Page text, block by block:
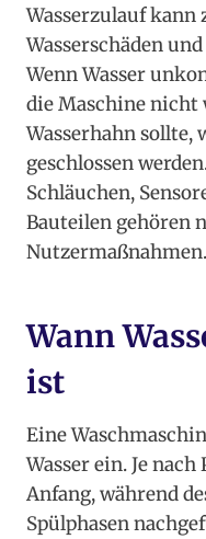
Wasserzulauf kann
Wasserschäden
Wenn Wasser
die Maschine nicht
Wasserhahn sollte,
geschlossen
Schläuchen,
Bauteilen gehören
Nutzermaßnahmen.
Wann
ist
Eine
Wasser ein. Je
Anfang, während
Spülphasen